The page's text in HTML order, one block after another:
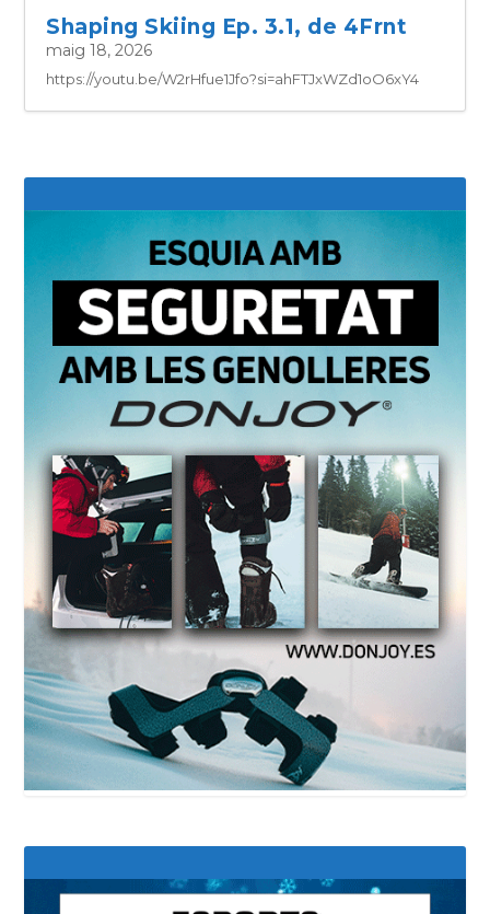
Shaping Skiing Ep. 3.1, de 4Frnt
maig 18, 2026
https://youtu.be/W2rHfue1Jfo?si=ahFTJxWZd1oO6xY4